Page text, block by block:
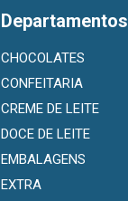
Departamentos
CHOCOLATES
CONFEITARIA
CREME DE LEITE
DOCE DE LEITE
EMBALAGENS
EXTRA